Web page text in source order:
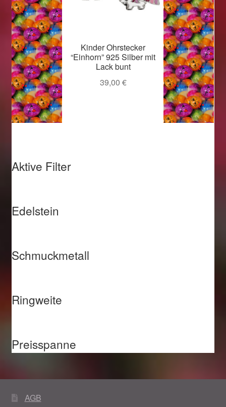
Kinder Ohrstecker
“Einhorn” 925 Silber mit
Lack bunt
39,00 €
Aktive Filter
Edelstein
Schmuckmetall
Ringweite
Preisspanne
AGB